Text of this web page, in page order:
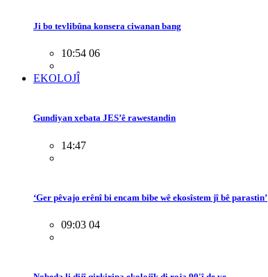
Ji bo tevlibûna konsera ciwanan bang
10:54 06
EKOLOJÎ
Gundiyan xebata JES’ê rawestandin
14:47
‘Ger pêvajo erênî bi encam bibe wê ekosîstem jî bê parastin’
09:03 04